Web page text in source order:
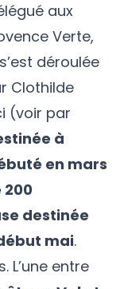
aux
Verte,
déroulée
Clothilde
(voir par
à
en mars
destinée
mai.
L’une entre